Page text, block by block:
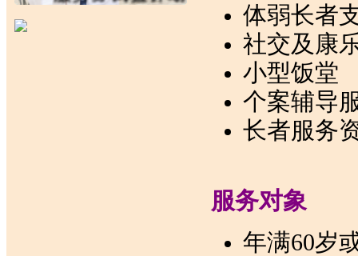
体弱长者
社交及康
小型饭堂
个案辅导
长者服务
服务对象
年满60岁